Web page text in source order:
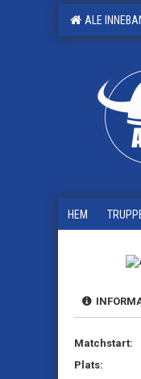
ALE
HEM
Matchstart:
Plats: